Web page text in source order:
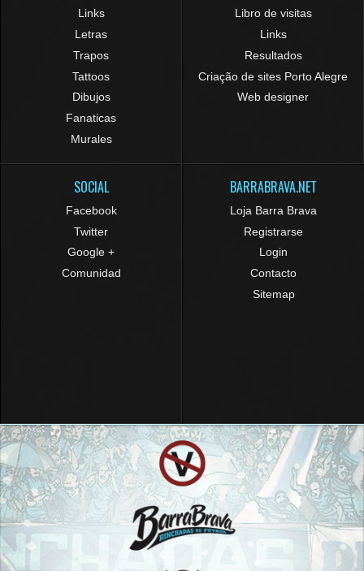
Links
Letras
Trapos
Tattoos
Dibujos
Fanaticas
Murales
Libro de visitas
Links
Resultados
Criação de sites Porto Alegre
Web designer
SOCIAL
Facebook
Twitter
Google +
Comunidad
BARRABRAVA.NET
Loja Barra Brava
Registrarse
Login
Contacto
Sitemap